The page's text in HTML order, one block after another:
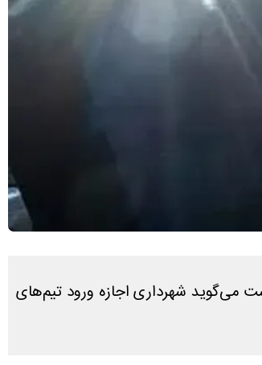
می‌گوید شهرداری اجازه ورود تیم‌های